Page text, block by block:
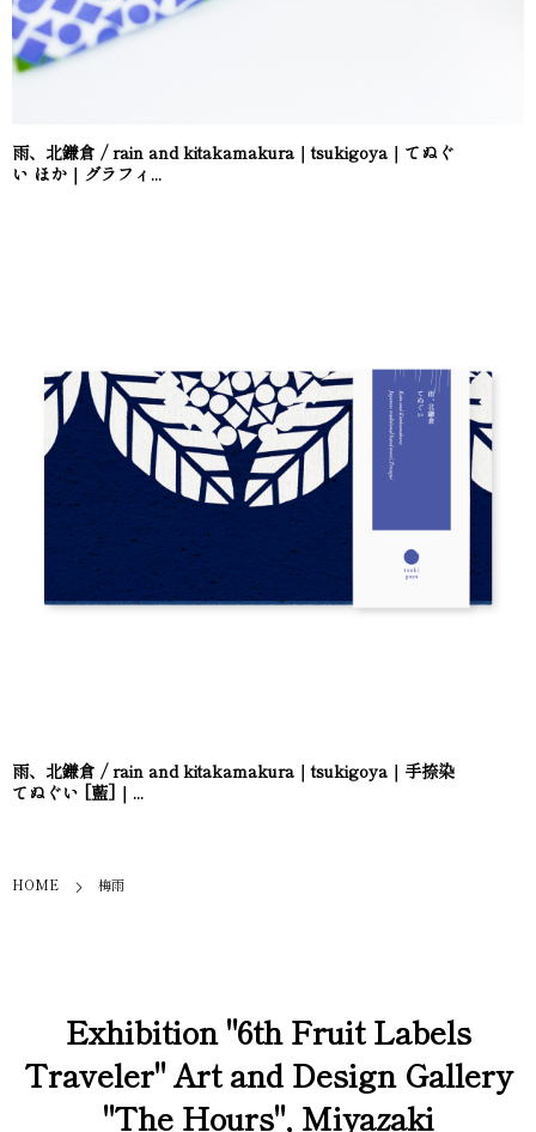
雨、北鎌倉 / rain and kitakamakura｜tsukigoya｜てぬぐ
い ほか｜グラフィ...
雨、北鎌倉 / rain and kitakamakura｜tsukigoya｜手捺染
てぬぐい [藍]｜...
HOME 梅雨
Exhibition "6th Fruit Labels
Traveler" Art and Design Gallery
"The Hours", Miyazaki